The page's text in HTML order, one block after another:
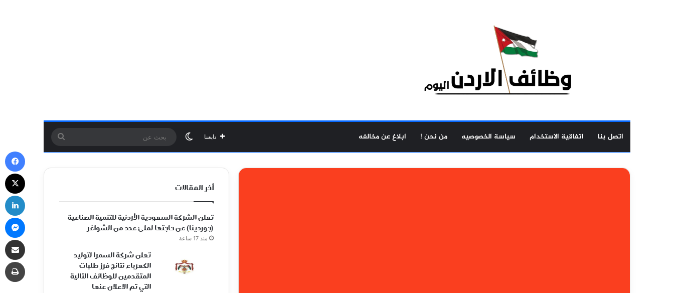
اتصل بنا اتفاقية الاستخدام سياسة الخصوصيه من نحن ! ابلاغ عن مخالفه تابعنا الوضع المظلم
بحث
عن
أخر المقالات
تعلن الشركة السعودية الأردنية للتنمية الصناعية
(جوردينا) عن حاجتها لملئ عدد من الشواغر
منذ 17 ساعة
تعلن شركة السمرا لتوليد
الكهرباء نتائج فرز طلبات
المتقدمين للوظائف التالية
التي تم الاعلان عنها